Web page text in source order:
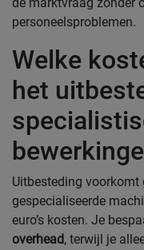
personeelsproblemen.
Welke
het
Uitbesteding
gespecialiseerde
euro’s kosten. Je
overhead, terwijl je